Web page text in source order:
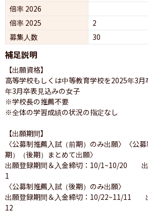
倍率 2026
倍率 2025
2
募集人数
30
補足説明
【出願資格】
高等学校もしくは中等教育学校を2025年3
年3月卒表見込みの女子
※学校長の推薦不要
※全体の学習成績の状況の指定なし
【出願期間】
〈公募制推薦入試（前期）のみ出願〉〈公
期）（後期）まとめて出願〉
出願登録期間＆入金締切：10/1~10/20　　
1
〈公募制推薦入試（後期）のみ出願〉
出願登録期間＆入金締切：10/22~11/11　
12